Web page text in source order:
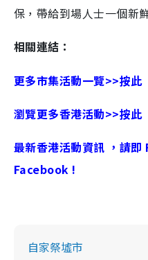
保，帶給到場人士一個新
相關連結：
更多市集活動一覽>>按此
瀏覽更多香港活動>>按此
最新香港活動資訊 ，請
Facebook !
自家祭墟市